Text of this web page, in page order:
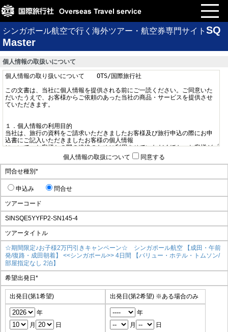
シンガポール航空で行く海外ツアー・航空券専門サイト SQ
Master
個人情報の取扱いについて
個人情報の取扱について
同意する
問合せ種別 *
申込み 問合せ
ツアーコード
SINSQE5YYFP2-SN145-4
ツアータイトル
☆期間限定♪お子様2万円引きキャンペーン☆ シンガポール航空 【成田・午前
発/復路・成田朝着】 <<シンガポール>> 4日間 【バリュー・ホテル・トムソン/
部屋指定なし 2泊】
希望出発日 *
出発日(第1希望) 出発日(第2希望) ※ある場合のみ
年
月
日
年
月
日